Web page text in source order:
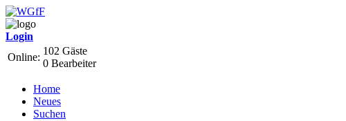
Login
Online:
102 Gäste
0 Bearbeiter
Home
Neues
Suchen